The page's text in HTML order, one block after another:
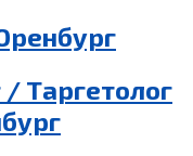
Таргетолог